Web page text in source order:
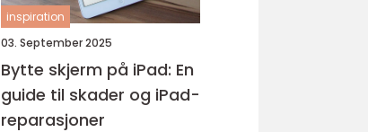
inspiration
03. September 2025
Bytte skjerm på iPad: En
guide til skader og iPad-
reparasjoner